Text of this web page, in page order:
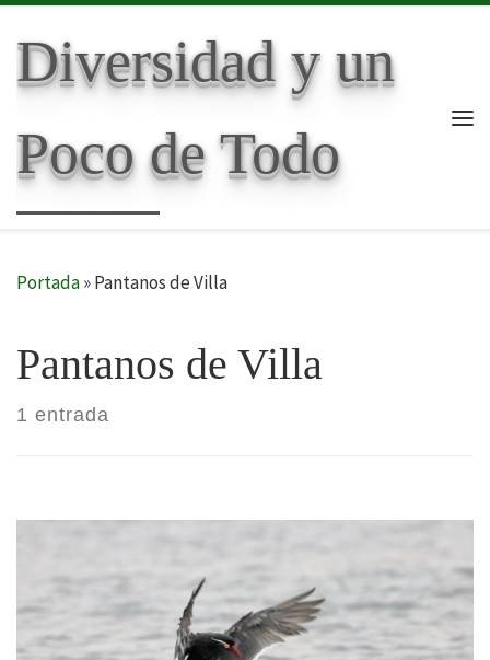
Diversidad y un
Poco de Todo
Portada»Pantanos de Villa
Pantanos de Villa
1 entrada